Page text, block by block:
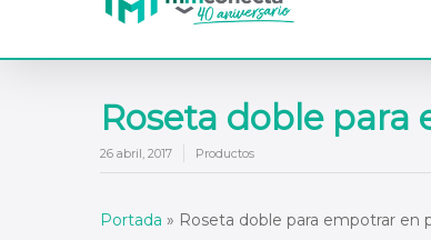
Roseta doble para
26 abril, 2017 Productos
Portada » Roseta doble para empotrar en